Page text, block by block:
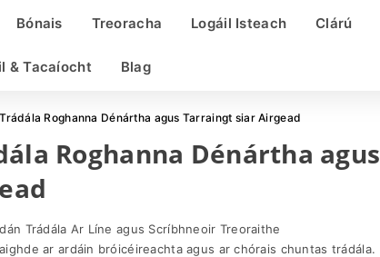
Bónais Treoracha Logáil Isteach Clárú
& Tacaíocht Blag
Roghanna Dénártha agus Tarraingt siar Airgead
Roghanna Dénártha agus
Trádála Ar Líne agus Scríbhneoir Treoraithe
ar ardáin bróicéireachta agus ar chórais chuntas trádála.